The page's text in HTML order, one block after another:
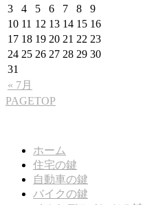
« 7月
3
4 5 6 7 8
9
10 11 12 13 14 15 16
17 18 19 20 21 22 23
24 25 26 27 28 29 30
31
PAGETOP
ホーム
住宅の鍵
自動車の鍵
バイクの鍵